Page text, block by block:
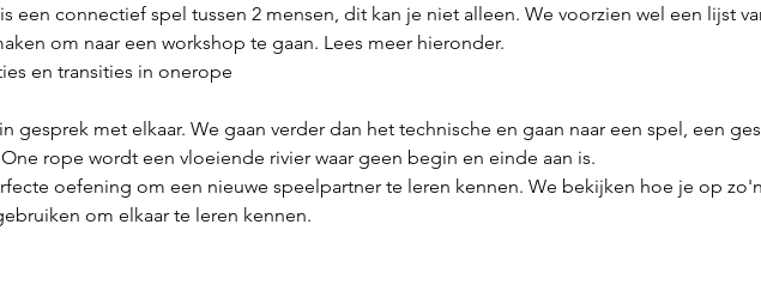
een connectief spel tussen 2 mensen, dit kan je niet alleen. We voorzien wel een lijst
om naar een workshop te gaan. Lees meer hieronder.
en transities in onerope
gesprek met elkaar. We gaan verder dan het technische en gaan naar een spel, een
rope wordt een vloeiende rivier waar geen begin en einde aan is.
oefening om een nieuwe speelpartner te leren kennen. We bekijken hoe je op zo'n
om elkaar te leren kennen.